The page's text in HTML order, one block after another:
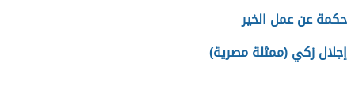
حكمة عن عمل الخير
إجلال زكي (ممثلة مصرية)